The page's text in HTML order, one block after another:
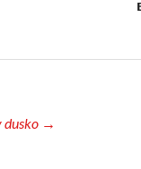
dusko →